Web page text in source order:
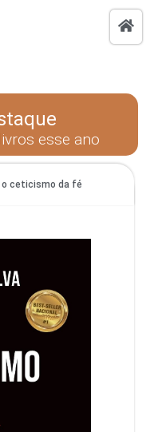
esse ano
o ceticismo da fé